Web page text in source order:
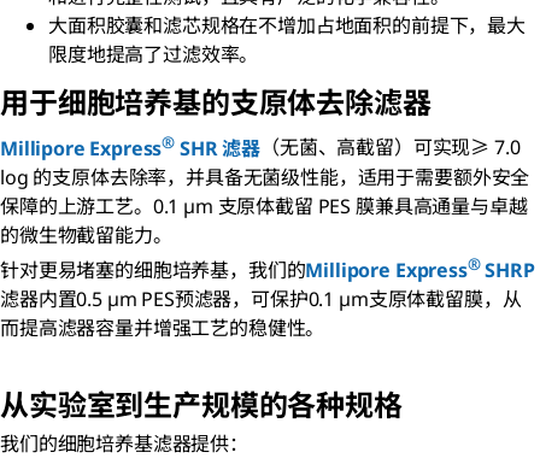
大面积胶囊和滤芯规格在不增加占地面积的前提下，最大
限度地提高了过滤效率。
用于细胞培养基的支原体去除滤器
Millipore Express® SHR 滤器 （无菌、高截留）可实现≥ 7.0
log 的支原体去除率，并具备无菌级性能，适用于需要额外安全
保障的上游工艺。0.1 µm 支原体截留 PES 膜兼具高通量与卓越
的微生物截留能力。
针对更易堵塞的细胞培养基，我们的Millipore Express®SHRP
滤器内置0.5 µm PES预滤器，可保护0.1 µm支原体截留膜，从
而提高滤器容量并增强工艺的稳健性。
从实验室到生产规模的各种规格
我们的细胞培养基滤器提供：